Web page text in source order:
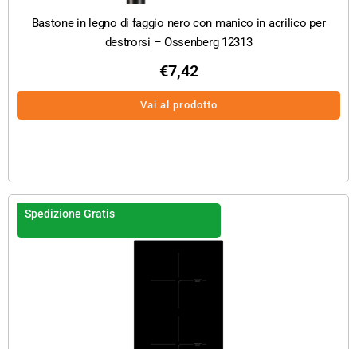
Bastone in legno di faggio nero con manico in acrilico per
destrorsi – Ossenberg 12313
€7,42
Vai al prodotto
Spedizione Gratis